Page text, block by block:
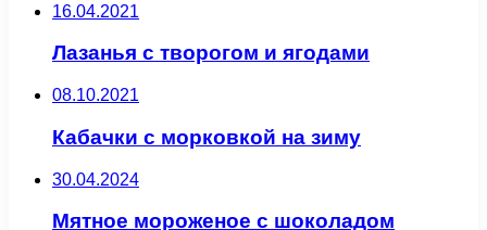
16.04.2021
Лазанья с творогом и ягодами
08.10.2021
Кабачки с морковкой на зиму
30.04.2024
Мятное мороженое с шоколадом